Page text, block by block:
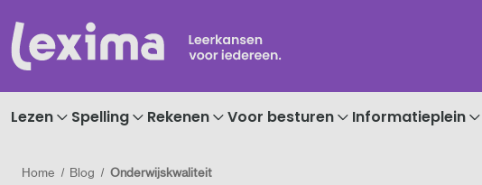
Lezen Spelling Rekenen Voor besturen Informatieplein
Home Blog Onderwijskwaliteit